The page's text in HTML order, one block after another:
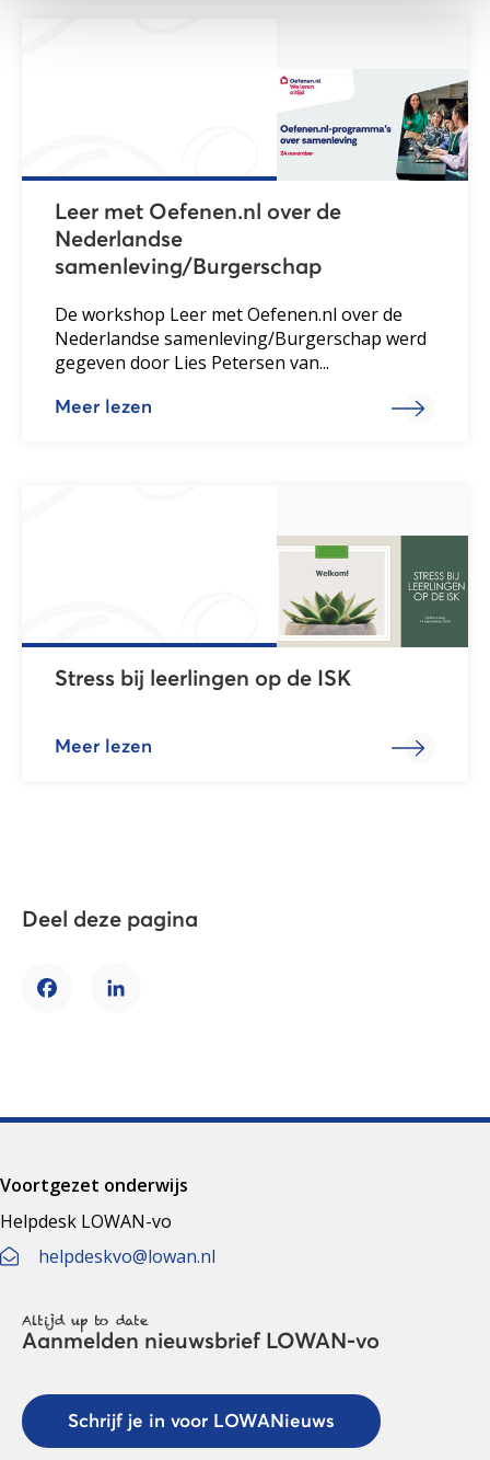
Leer met Oefenen.nl over de
Nederlandse
samenleving/Burgerschap
De workshop Leer met Oefenen.nl over de
Nederlandse samenleving/Burgerschap werd
gegeven door Lies Petersen van...
Meer lezen
Stress bij leerlingen op de ISK
Meer lezen
Deel deze pagina
FacebookLinkedIn
Voortgezet onderwijs
Helpdesk LOWAN-vo
helpdeskvo@lowan.nl
Altijd up to date
Aanmelden nieuwsbrief LOWAN-vo
Schrijf je in voor LOWANieuws